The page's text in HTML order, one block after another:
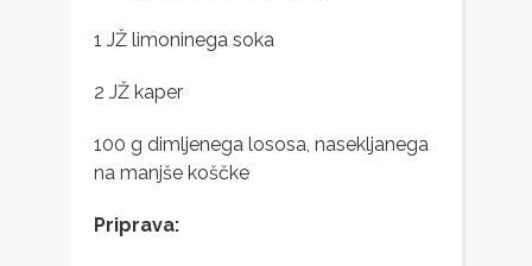
1 JŽ limoninega soka
2 JŽ kaper
100 g dimljenega lososa, nasekljanega
na manjše koščke
Priprava: